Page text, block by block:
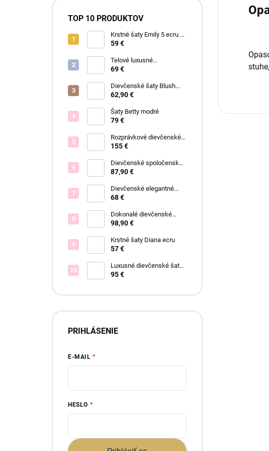
TOP 10 PRODUKTOV
Krstné šaty Emily 5 ecru s
čipkou
59 €
Telové luxusné
dievčenské šaty Eva
69 €
Dievčenské šaty Blush
Grace pink
62,90 €
Šaty Betty modré
79 €
Rozprávkové dievčenské
šaty Fiona
155 €
Dievčenské spoločenské
šaty Eleónora
87,90 €
Dievčenské elegantné
šaty Lisa
68 €
Dokonalé dievčenské
spoločenské šaty Bianca
98,90 €
Krstné šaty Diana ecru
57 €
Luxusné dievčenské šaty
Blush Bloom
95 €
PRIHLÁSENIE
E-MAIL
HESLO